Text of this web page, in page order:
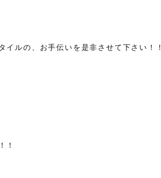
ルの、お手伝いを是非させて下さい！！
！